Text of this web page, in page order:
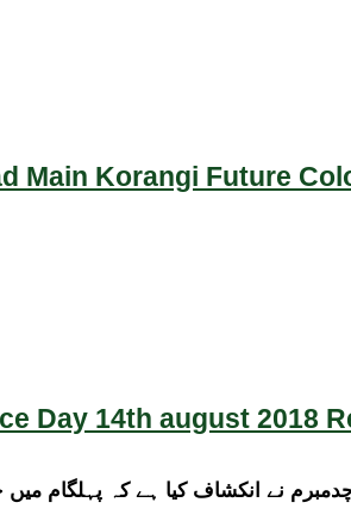
Main Korangi Future
Day 14th august 2018
نے انکشاف کیا ہے کہ پہلگام